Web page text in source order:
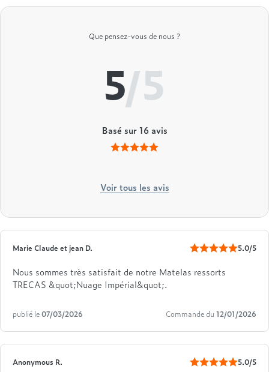
Que pensez-vous de nous ?
5/5
Basé sur16avis
Voir tous les avis
Marie Claude et jean D. 5.0/5
Nous sommes très satisfait de notre Matelas ressorts
TRECAS &quot;Nuage Impérial&quot;.
publié le07/03/2026 Commande du 12/01/2026
Anonymous R. 5.0/5